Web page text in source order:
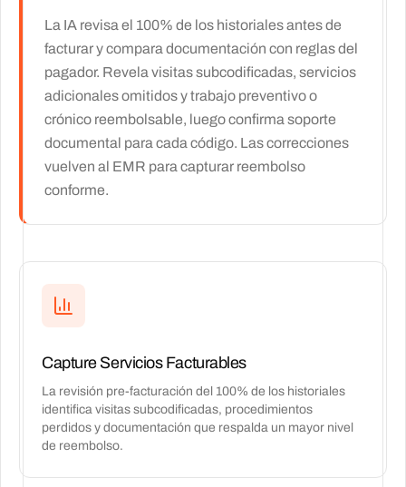
La IA revisa el 100% de los historiales antes de
facturar y compara documentación con reglas del
pagador. Revela visitas subcodificadas, servicios
adicionales omitidos y trabajo preventivo o
crónico reembolsable, luego confirma soporte
documental para cada código. Las correcciones
vuelven al EMR para capturar reembolso
conforme.
Capture Servicios Facturables
La revisión pre-facturación del 100% de los historiales
identifica visitas subcodificadas, procedimientos
perdidos y documentación que respalda un mayor nivel
de reembolso.